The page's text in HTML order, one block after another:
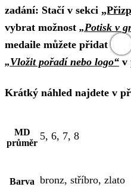
zadání: Stačí v sekci
vybrat možnost „Potisk v
medaile můžete přidat
„Vložit pořadí nebo logo“ v
Krátký náhled najdete v
MD
průměr
5, 6, 7, 8
Barva bronz, stříbro, zlato